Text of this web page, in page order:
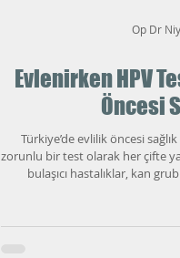
Evlenirken HPV
Öncesi
Türkiye’de evlilik öncesi
zorunlu bir test olarak her çifte
bulaşıcı hastalıklar, kan
farklı şekillerde
Op Dr